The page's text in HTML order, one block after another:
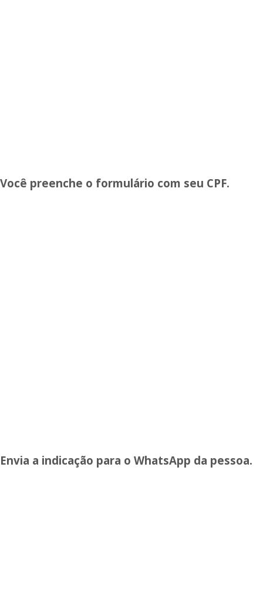
Você preenche o formulário com seu CPF.
Envia a indicação para o WhatsApp da pessoa.